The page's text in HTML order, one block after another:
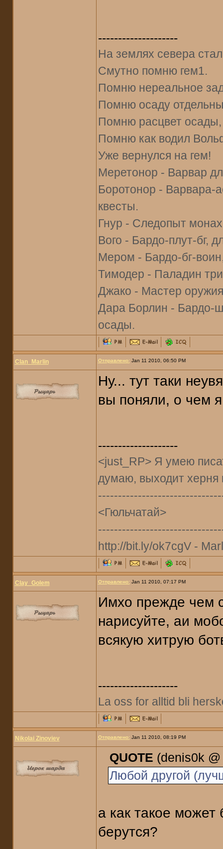
--------------------
На землях севера
Смутно помню гем1.
Помню нереальное
Помню осаду
Помню расцвет
Помню как водил
Уже вернулся на гем!
Меретонор - Варвар
Боротонор - Варвара-
квесты.
Гнур - Следопыт
Вого - Бардо-плут-бг,
Мером - Бардо-бг-
Тимодер - Паладин
Джако - Мастер
Дара Борлин - Бардо-
осады.
Clan_Marlin Отправлено:Jan 11 2010, 06:50 PM
Ну... тут таки
вы поняли, о чем
--------------------
<just_RP> Я умею
думаю, выходит херня
<Гюльчатай>
http://bit.ly/ok7cgV -
Clay_Golem Отправлено:Jan 11 2010, 07:17 PM
Имхо прежде чем
нарисуйте, аи
всякую хитрую
--------------------
La oss for alltid bli
Nikolai Zinoviev Отправлено:Jan 11 2010, 08:19 PM
QUOTE (denis0k
Любой другой
а как такое может
берутся?